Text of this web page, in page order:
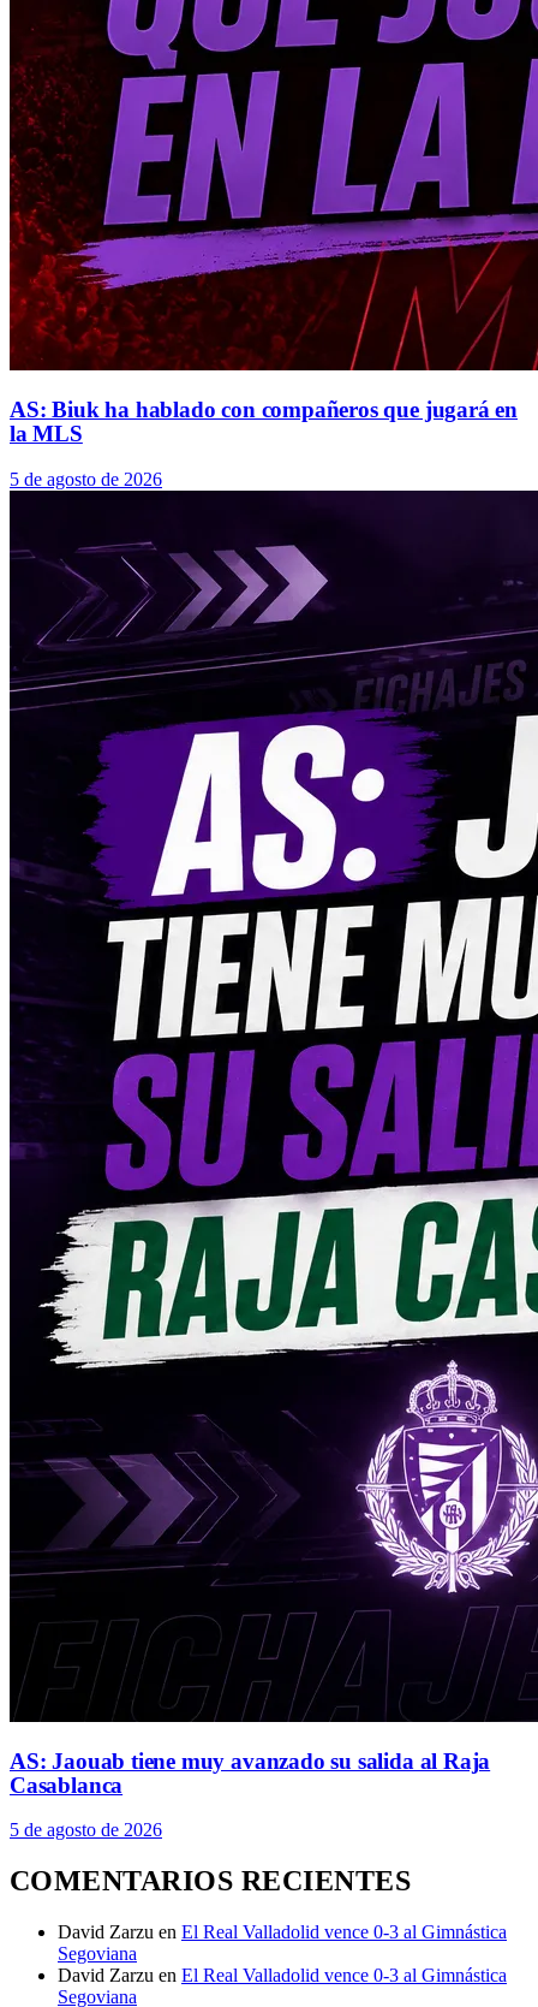
AS: Biuk ha hablado con compañeros que jugará en
la MLS
5 de agosto de 2026
AS: Jaouab tiene muy avanzado su salida al Raja
Casablanca
5 de agosto de 2026
COMENTARIOS RECIENTES
David Zarzu en El Real Valladolid vence 0-3 al Gimnástica
Segoviana
David Zarzu en El Real Valladolid vence 0-3 al Gimnástica
Segoviana